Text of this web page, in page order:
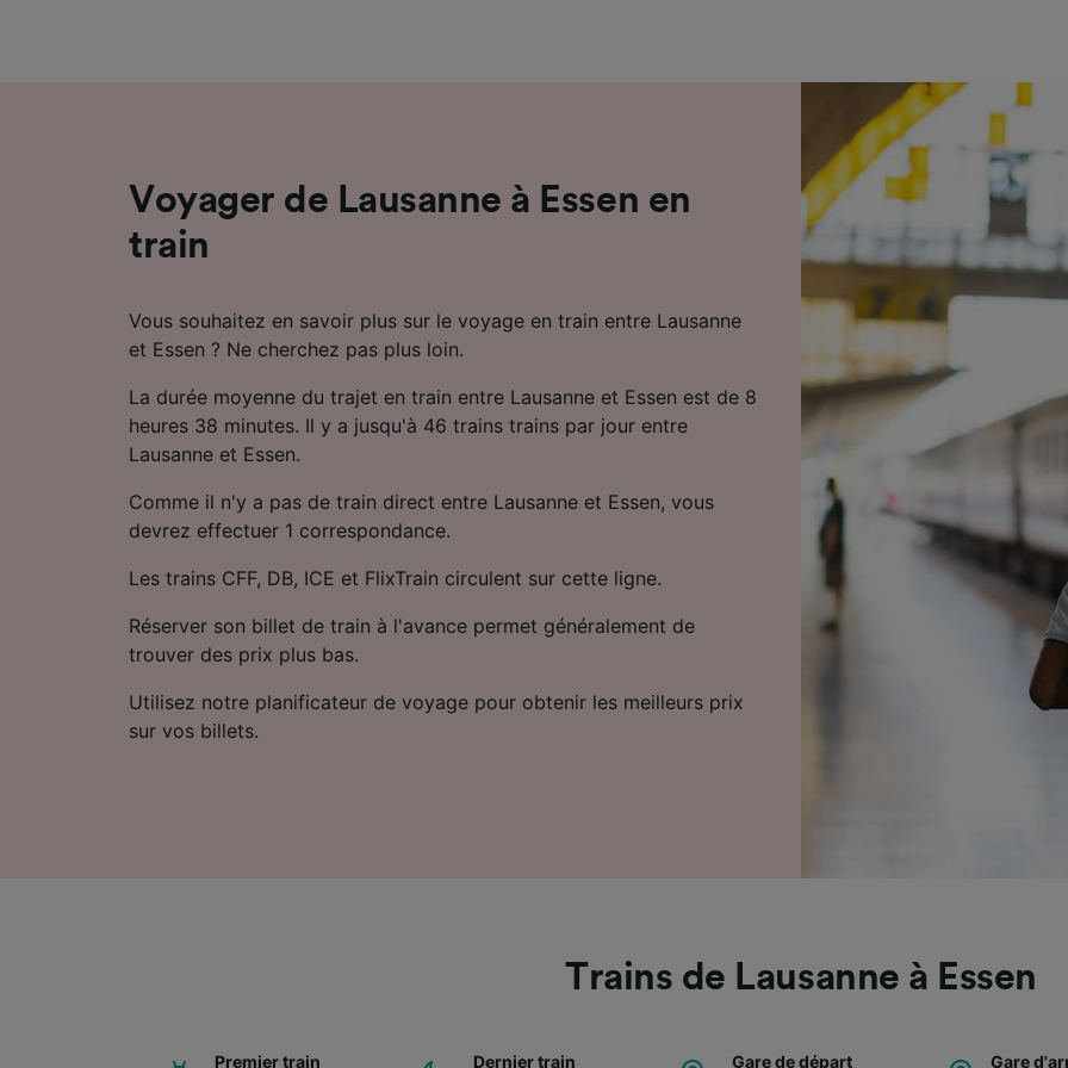
Voyager de Lausanne à Essen en
train
Vous souhaitez en savoir plus sur le voyage en train entre Lausanne
et Essen ? Ne cherchez pas plus loin.
La durée moyenne du trajet en train entre Lausanne et Essen est de 8
heures 38 minutes. Il y a jusqu'à 46 trains trains par jour entre
Lausanne et Essen.
Comme il n'y a pas de train direct entre Lausanne et Essen, vous
devrez effectuer 1 correspondance.
Les trains CFF, DB, ICE et FlixTrain circulent sur cette ligne.
Réserver son billet de train à l'avance permet généralement de
trouver des prix plus bas.
Utilisez notre planificateur de voyage pour obtenir les meilleurs prix
sur vos billets.
Trains de Lausanne à Essen
Premier train Dernier train Gare de départ Gare